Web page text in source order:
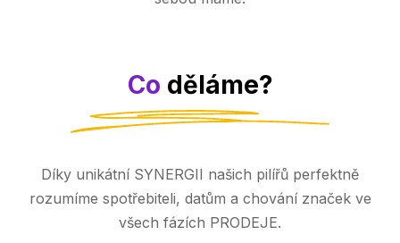
Co děláme?
Díky unikátní SYNERGII našich pilířů perfektně
rozumíme spotřebiteli, datům a chování značek ve
všech fázích PRODEJE.